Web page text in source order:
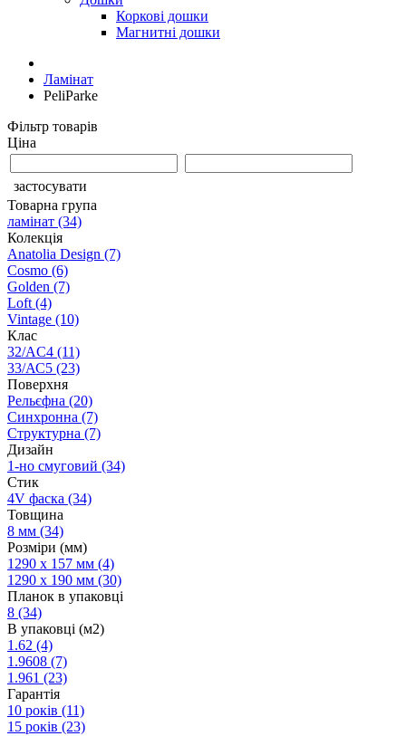
Коркові дошки
Магнитні дошки
Ламінат
PeliParke
Фільтр товарів
Ціна
застосувати
Товарна група
ламінат (34)
Колекція
Anatolia Design (7)
Cosmo (6)
Golden (7)
Loft (4)
Vintage (10)
Клас
32/AC4 (11)
33/АС5 (23)
Поверхня
Рельєфна (20)
Синхронна (7)
Структурна (7)
Дизайн
1-но смуговий (34)
Стик
4V фаска (34)
Товщина
8 мм (34)
Розміри (мм)
1290 х 157 мм (4)
1290 х 190 мм (30)
Планок в упаковці
8 (34)
В упаковці (м2)
1.62 (4)
1.9608 (7)
1.961 (23)
Гарантія
10 років (11)
15 років (23)